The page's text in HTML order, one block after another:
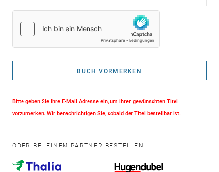
BUCH VORMERKEN
Bitte geben Sie Ihre E-Mail Adresse ein, um ihren gewünschten Titel
vorzumerken. Wir benachrichtigen Sie, sobald der Titel bestellbar ist.
ODER BEI EINEM PARTNER BESTELLEN